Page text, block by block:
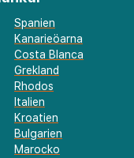
Spanien
Kanarieöarna
Costa Blanca
Grekland
Rhodos
Italien
Kroatien
Bulgarien
Marocko